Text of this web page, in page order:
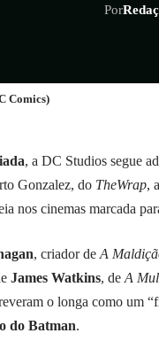
Por
Comics)
, a DC Studios segue
Gonzalez, do TheWrap,
nos cinemas marcada
, criador de A
James Watkins, de A
o longa como um
do Batman.